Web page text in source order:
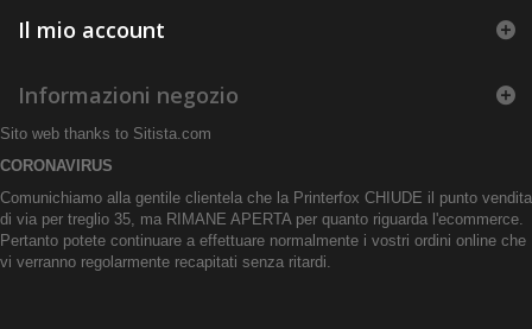
Il mio account
Informazioni negozio
Sito web thanks to Sitista.com
CORONAVIRUS
Comunichiamo alla gentile clientela che la Printerfox CHIUDE il punto vendita
di via per treglio 35, ma RIMANE APERTA per quanto riguarda l'ecommerce.
Pertanto potete continuare a effettuare normalmente i vostri ordini online che
vi verranno regolarmente recapitati senza ritardi.